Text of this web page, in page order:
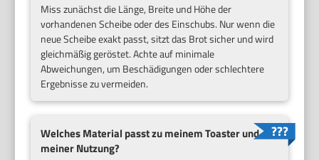
Miss zunächst die Länge, Breite und Höhe der
vorhandenen Scheibe oder des Einschubs. Nur wenn die
neue Scheibe exakt passt, sitzt das Brot sicher und wird
gleichmäßig geröstet. Achte auf minimale
Abweichungen, um Beschädigungen oder schlechtere
Ergebnisse zu vermeiden.
Welches Material passt zu meinem Toaster und
meiner Nutzung?